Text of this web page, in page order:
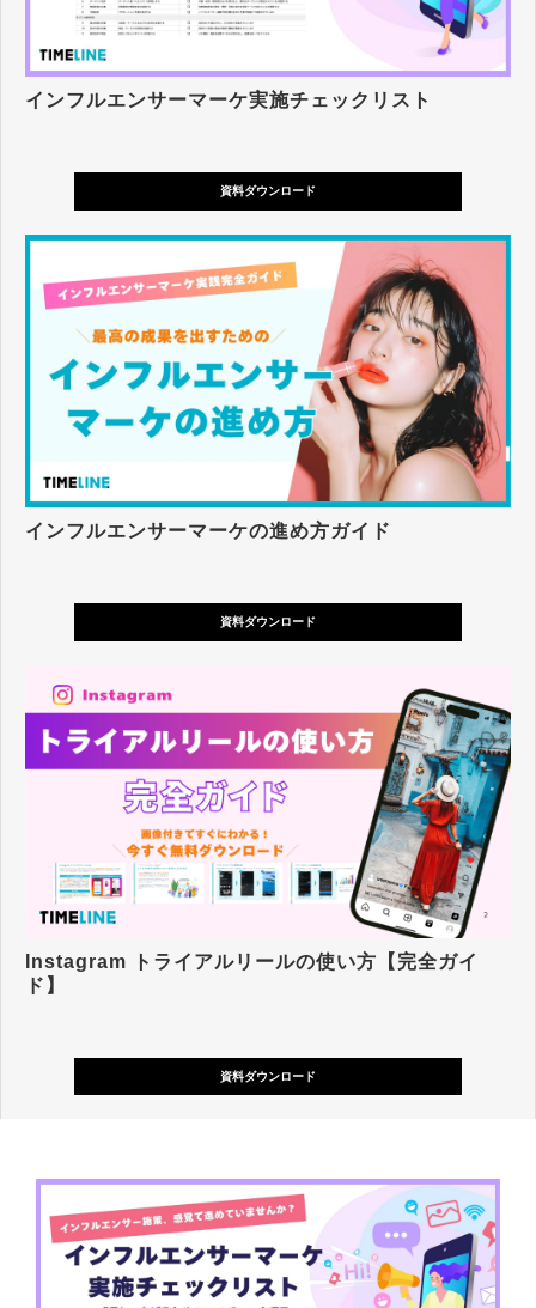
インフルエンサーマーケ実施チェックリスト
資料ダウンロード
インフルエンサーマーケの進め方ガイド
資料ダウンロード
Instagram トライアルリールの使い方【完全ガイ
ド】
資料ダウンロード